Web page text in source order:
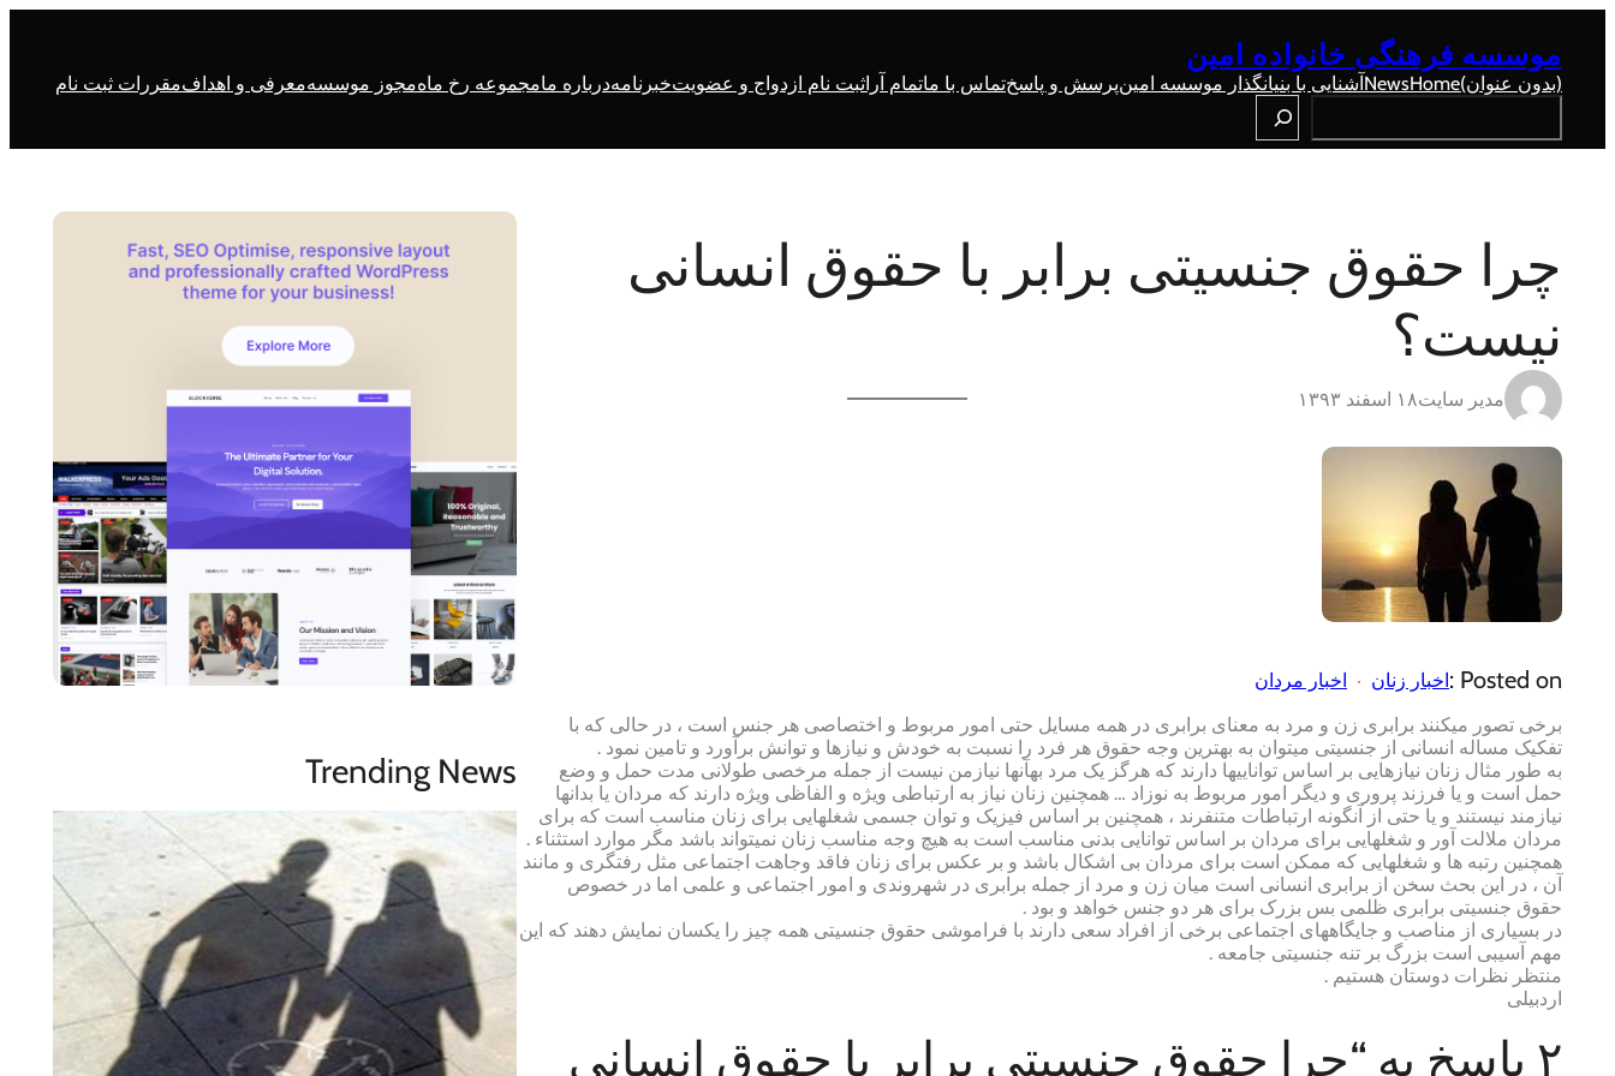
موسسه فرهنگی خانواده امین
(بدون عنوان)Home
Newsآشنایی با بنیانگذار موسسه امینپرسش و پاسختماس با ماتمام آراثبت نام ازدواج و عضویتخبرنامهدرباره مامجموعه رخ ماهمجوز موسسهمعرفی و اهدافمقررات ثبت نام
Search
چرا حقوق جنسیتی برابر با حقوق انسانی
نیست؟
مدیر سایت۱۸ اسفند ۱۳۹۳
Posted on : اخبار زنان
اخبار مردان
برخی تصور میکنند برابری زن و مرد به معنای برابری در همه مسایل حتی امور مربوط و اختصاصی هر جنس است ، در حالی که با
تفکیک مساله انسانی از جنسیتی میتوان به بهترین وجه حقوق هر فرد را نسبت به خودش و نیازها و توانش برآورد و تامین نمود .
به طور مثال زنان نیازهایی بر اساس تواناییها دارند که هرگز یک مرد بهآنها نیازمن نیست از جمله مرخصی طولانی مدت حمل و وضع
حمل است و یا فرزند پروری و دیگر امور مربوط به نوزاد … همچنین زنان نیاز به ارتباطی ویژه و الفاظی ویژه دارند که مردان یا بدانها
نیازمند نیستند و یا حتی از آنگونه ارتباطات متنفرند ، همچنین بر اساس فیزیک و توان جسمی شغلهایی برای زنان مناسب است که برای
مردان ملالت آور و شغلهایی برای مردان بر اساس توانایی بدنی مناسب است به هیچ وجه مناسب زنان نمیتواند باشد مگر موارد استثناء .
همچنین رتبه ها و شغلهایی که ممکن است برای مردان بی اشکال باشد و بر عکس برای زنان فاقد وجاهت اجتماعی مثل رفتگری و مانند
آن ، در این بحث سخن از برابری انسانی است میان زن و مرد از جمله برابری در شهروندی و امور اجتماعی و علمی اما در خصوص
حقوق جنسیتی برابری ظلمی بس بزرک برای هر دو جنس خواهد و بود .
در بسیاری از مناصب و جایگاههای اجتماعی برخی از افراد سعی دارند با فراموشی حقوق جنسیتی همه چیز را یکسان نمایش دهند که این
مهم آسیبی است بزرگ بر تنه جنسیتی جامعه .
منتظر نظرات دوستان هستیم .
اردبیلی
۲ پاسخ به “چرا حقوق جنسیتی برابر با حقوق انسانی
Trending News